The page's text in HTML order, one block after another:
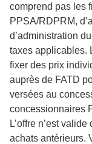
comprend pas les
PPSA/RDPRM,
d’administration
taxes applicables.
fixer des prix
auprès de FATD
versées au
concessionnaires
L’offre n’est
achats antérieurs.